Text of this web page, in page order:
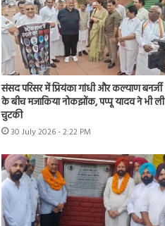
संसद परिसर में प्रियंका गांधी और कल्याण बनर्जी
के बीच मजाकिया नोकझोंक, पप्पू यादव ने भी ली
चुटकी
30 July 2026 - 2:22 PM